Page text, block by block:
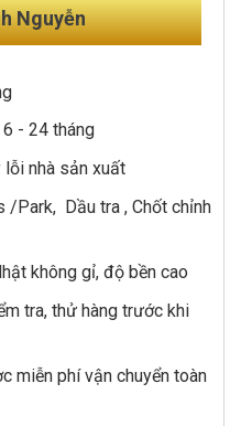
Nguyễn
- 24 tháng
nhà sản xuất
/Park, Dầu tra , Chốt chỉnh
không gỉ, độ bền cao
tra, thử hàng trước khi
miễn phí vận chuyển toàn